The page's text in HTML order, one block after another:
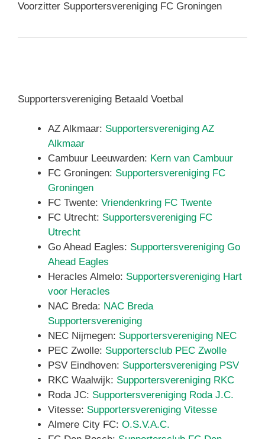
Voorzitter Supportersvereniging FC Groningen
Supportersvereniging Betaald Voetbal
AZ Alkmaar: Supportersvereniging AZ
Alkmaar
Cambuur Leeuwarden: Kern van Cambuur
FC Groningen: Supportersvereniging FC
Groningen
FC Twente: Vriendenkring FC Twente
FC Utrecht: Supportersvereniging FC
Utrecht
Go Ahead Eagles: Supportersvereniging Go
Ahead Eagles
Heracles Almelo: Supportersvereniging Hart
voor Heracles
NAC Breda: NAC Breda
Supportersvereniging
NEC Nijmegen: Supportersvereniging NEC
PEC Zwolle: Supportersclub PEC Zwolle
PSV Eindhoven: Supportersvereniging PSV
RKC Waalwijk: Supportersvereniging RKC
Roda JC: Supportersvereniging Roda J.C.
Vitesse: Supportersvereniging Vitesse
Almere City FC: O.S.V.A.C.